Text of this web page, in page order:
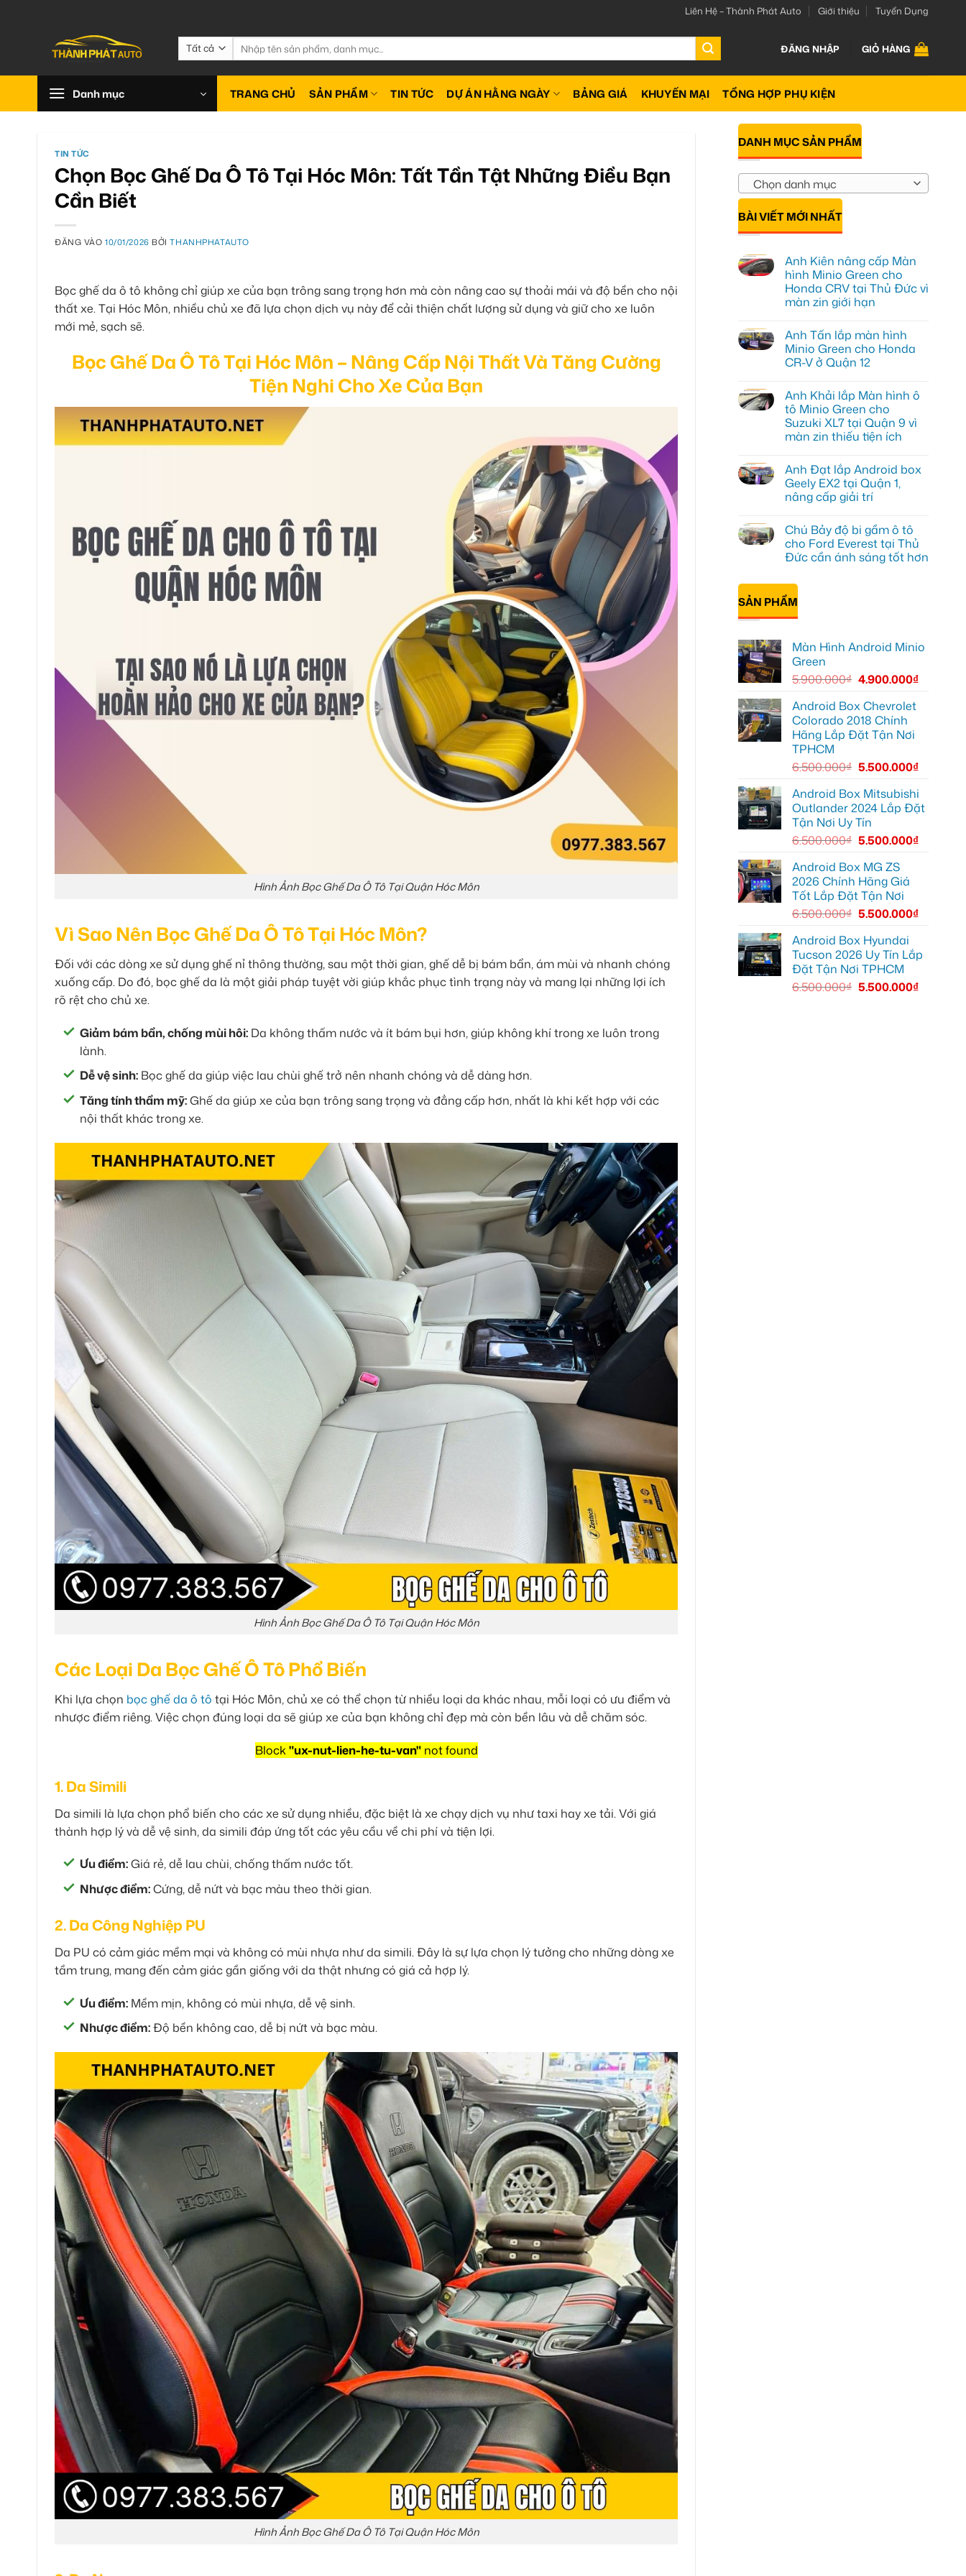
Liên Hệ – Thành Phát Auto Giới thiệu Tuyển Dụng
Tìm
kiếm:
ĐĂNG NHẬP GIỎ HÀNG
Danh mục TRANG CHỦ SẢN PHẨM TIN TỨC DỰ ÁN HẰNG NGÀY BẢNG GIÁ KHUYẾN MẠI TỔNG HỢP PHỤ KIỆN
TIN TỨC
Chọn Bọc Ghế Da Ô Tô Tại Hóc Môn: Tất Tần Tật Những Điều Bạn
Cần Biết
ĐĂNG VÀO10/01/2026 BỞITHANHPHATAUTO
Bọc ghế da ô tô không chỉ giúp xe của bạn trông sang trọng hơn mà còn nâng cao sự thoải mái và độ bền cho nội
thất xe. Tại Hóc Môn, nhiều chủ xe đã lựa chọn dịch vụ này để cải thiện chất lượng sử dụng và giữ cho xe luôn
mới mẻ, sạch sẽ.
Bọc Ghế Da Ô Tô Tại Hóc Môn – Nâng Cấp Nội Thất Và Tăng Cường
Tiện Nghi Cho Xe Của Bạn
Hình Ảnh Bọc Ghế Da Ô Tô Tại Quận Hóc Môn
Vì Sao Nên Bọc Ghế Da Ô Tô Tại Hóc Môn?
Đối với các dòng xe sử dụng ghế nỉ thông thường, sau một thời gian, ghế dễ bị bám bẩn, ám mùi và nhanh chóng
xuống cấp. Do đó, bọc ghế da là một giải pháp tuyệt vời giúp khắc phục tình trạng này và mang lại những lợi ích
rõ rệt cho chủ xe.
Giảm bám bẩn, chống mùi hôi: Da không thấm nước và ít bám bụi hơn, giúp không khí trong xe luôn trong
lành.
Dễ vệ sinh: Bọc ghế da giúp việc lau chùi ghế trở nên nhanh chóng và dễ dàng hơn.
Tăng tính thẩm mỹ:Ghế da giúp xe của bạn trông sang trọng và đẳng cấp hơn, nhất là khi kết hợp với các
nội thất khác trong xe.
Hình Ảnh Bọc Ghế Da Ô Tô Tại Quận Hóc Môn
Các Loại Da Bọc Ghế Ô Tô Phổ Biến
Khi lựa chọn bọc ghế da ô tô tại Hóc Môn, chủ xe có thể chọn từ nhiều loại da khác nhau, mỗi loại có ưu điểm và
nhược điểm riêng. Việc chọn đúng loại da sẽ giúp xe của bạn không chỉ đẹp mà còn bền lâu và dễ chăm sóc.
Block"ux-nut-lien-he-tu-van"not found
1. Da Simili
Da simili là lựa chọn phổ biến cho các xe sử dụng nhiều, đặc biệt là xe chạy dịch vụ như taxi hay xe tải. Với giá
thành hợp lý và dễ vệ sinh, da simili đáp ứng tốt các yêu cầu về chi phí và tiện lợi.
Ưu điểm:Giá rẻ, dễ lau chùi, chống thấm nước tốt.
Nhược điểm:Cứng, dễ nứt và bạc màu theo thời gian.
2. Da Công Nghiệp PU
Da PU có cảm giác mềm mại và không có mùi nhựa như da simili. Đây là sự lựa chọn lý tưởng cho những dòng xe
tầm trung, mang đến cảm giác gần giống với da thật nhưng có giá cả hợp lý.
Ưu điểm: Mềm mịn, không có mùi nhựa, dễ vệ sinh.
Nhược điểm:Độ bền không cao, dễ bị nứt và bạc màu.
Hình Ảnh Bọc Ghế Da Ô Tô Tại Quận Hóc Môn
DANH MỤC SẢN PHẨM
Chọn danh mục
BÀI VIẾT MỚI NHẤT
Anh Kiên nâng cấp Màn
hình Minio Green cho
Honda CRV tại Thủ Đức vì
màn zin giới hạn
bình
luận
ở
Anh
cấp
Màn
hình
Minio
Green
cho
tại
Thủ
Đức
vì
màn
hạn
Anh Tấn lắp màn hình
Minio Green cho Honda
CR-V ở Quận 12
bình
luận
ở
Anh
Tấn
lắp
Minio
Green
cho
Honda
ở
Quận
12
Anh Khải lắp Màn hình ô
tô Minio Green cho
Suzuki XL7 tại Quận 9 vì
màn zin thiếu tiện ích
bình
luận
ở
Anh
Màn
hình
ô
tô
Minio
cho
XL7
tại
Quận
màn
zin
thiếu
tiện
ích
Anh Đạt lắp Android box
Geely EX2 tại Quận 1,
nâng cấp giải trí
bình
luận
ở
Anh
Android
box
Geely
nâng
cấp
giải
Chú Bảy độ bi gầm ô tô
cho Ford Everest tại Thủ
Đức cần ánh sáng tốt hơn
có
luận
ở
Chú
gầm
cho
Everest
tại
Thủ
Đức
cần
ánh
tốt
SẢN PHẨM
Màn Hình Android Minio
Green
5.900.000₫ 4.900.000₫
Android Box Chevrolet
Colorado 2018 Chính
Hãng Lắp Đặt Tận Nơi
TPHCM
6.500.000₫ 5.500.000₫
Android Box Mitsubishi
Outlander 2024 Lắp Đặt
Tận Nơi Uy Tín
6.500.000₫ 5.500.000₫
Android Box MG ZS
2026 Chính Hãng Giá
Tốt Lắp Đặt Tận Nơi
6.500.000₫ 5.500.000₫
Android Box Hyundai
Tucson 2026 Uy Tín Lắp
Đặt Tận Nơi TPHCM
6.500.000₫ 5.500.000₫